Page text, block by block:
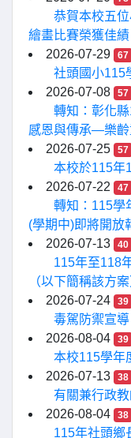
恭賀本校五
繪畫比賽榮獲佳績
2026-07-29
67
社頭國小115
2026-07-08
57
轉知：彰化
感恩與傳承—樂齡
2026-07-25
57
本校於115年
2026-07-22
47
轉知：115學
(學期中)即將開放
2026-07-13
40
115年至118
（以下簡稱該方
2026-07-24
39
毒駕防禦宣導
2026-08-04
39
本校115學年
2026-07-13
38
有關兼行政
2026-08-04
38
115年社頭鄉